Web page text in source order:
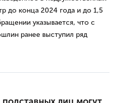
до конца 2024 года и до 1,5
указывается, что с
ранее выступил ряд